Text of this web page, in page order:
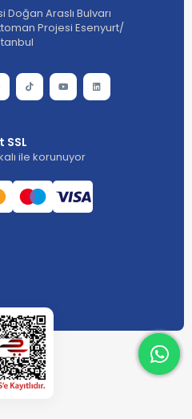
Araslı Bulvarı
Projesi Esenyurt/
SSL
ile korunuyor